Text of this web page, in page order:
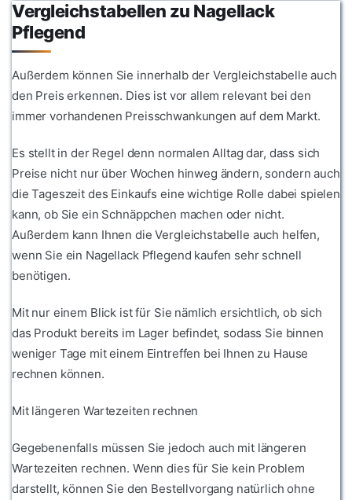
Vergleichstabellen zu Nagellack
Pflegend
Außerdem können Sie innerhalb der Vergleichstabelle auch
den Preis erkennen. Dies ist vor allem relevant bei den
immer vorhandenen Preisschwankungen auf dem Markt.
Es stellt in der Regel denn normalen Alltag dar, dass sich
Preise nicht nur über Wochen hinweg ändern, sondern auch
die Tageszeit des Einkaufs eine wichtige Rolle dabei spielen
kann, ob Sie ein Schnäppchen machen oder nicht.
Außerdem kann Ihnen die Vergleichstabelle auch helfen,
wenn Sie ein Nagellack Pflegend kaufen sehr schnell
benötigen.
Mit nur einem Blick ist für Sie nämlich ersichtlich, ob sich
das Produkt bereits im Lager befindet, sodass Sie binnen
weniger Tage mit einem Eintreffen bei Ihnen zu Hause
rechnen können.
Mit längeren Wartezeiten rechnen
Gegebenenfalls müssen Sie jedoch auch mit längeren
Wartezeiten rechnen. Wenn dies für Sie kein Problem
darstellt, können Sie den Bestellvorgang natürlich ohne